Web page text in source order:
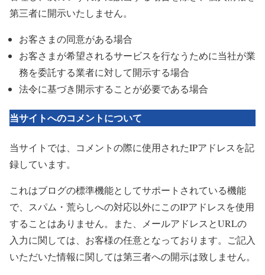
第三者に開示いたしません。
お客さまの同意がある場合
お客さまが希望されるサービスを行なうために当社が業
務を委託する業者に対して開示する場合
法令に基づき開示することが必要である場合
当サイトへのコメントについて
当サイトでは、コメントの際に使用されたIPアドレスを記
録しています。
これはブログの標準機能としてサポートされている機能
で、スパム・荒らしへの対応以外にこのIPアドレスを使用
することはありません。また、メールアドレスとURLの
入力に関しては、お客様の任意となっております。ご記入
いただいた情報に関しては第三者への開示は致しません。